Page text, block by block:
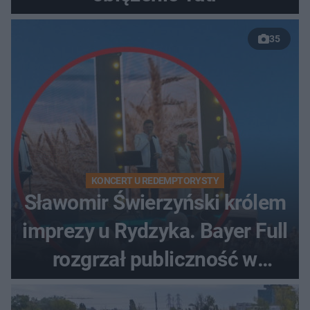
35
KONCERT U REDEMPTORYSTY
Sławomir Świerzyński królem
imprezy u Rydzyka. Bayer Full
rozgrzał publiczność w
Toruniu